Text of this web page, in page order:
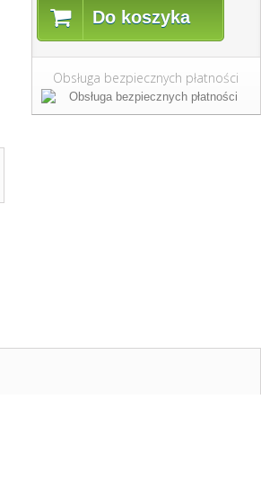
Do koszyka
Obsługa bezpiecznych płatności